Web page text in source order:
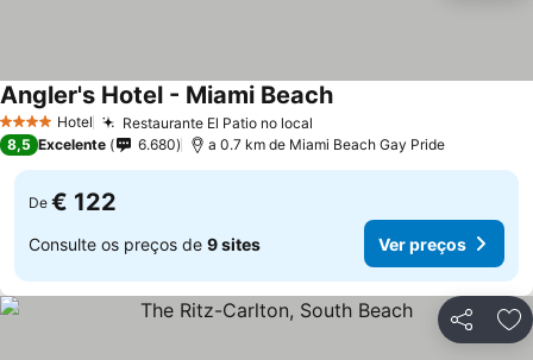
4 EstrelasHotel Restaurante El Patio no local
Angler's Hotel - Miami BeachVer preços
8,5 Excelente 6.680 a 0.7 km de Miami Beach Gay Pride
De € 122
Consulte os preços de 9 sites Ver preços
Partilhar